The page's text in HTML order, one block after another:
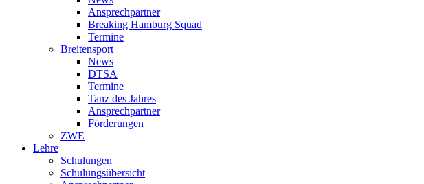
Ansprechpartner
Breaking Hamburg Squad
Termine
Breitensport
News
DTSA
Termine
Tanz des Jahres
Ansprechpartner
Förderungen
ZWE
Lehre
Schulungen
Schulungsübersicht